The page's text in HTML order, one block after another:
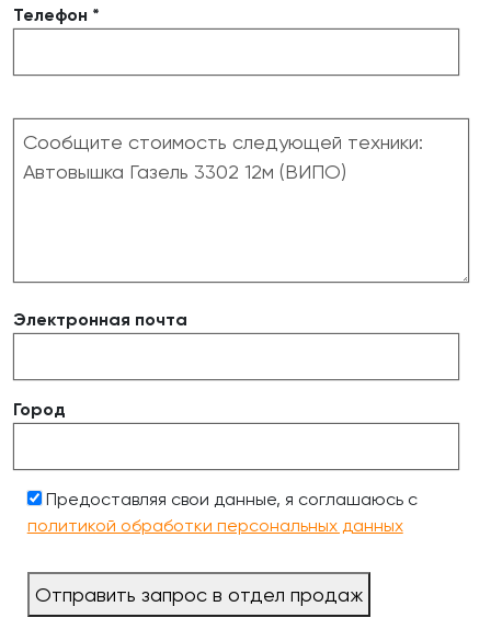
Телефон *
Электронная почта
Город
Предоставляя свои данные, я соглашаюсь с
политикой обработки персональных данных
Отправить запрос в отдел продаж